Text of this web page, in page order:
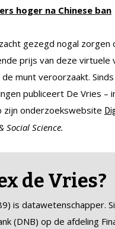
hoger na Chinese ban
gezegd nogal
prijs van deze
munt veroorzaakt.
publiceert De Vries –
zijn onderzoekswebsite
Social Science.
de Vries?
is datawetenschapper.
(DNB) op de afdeling